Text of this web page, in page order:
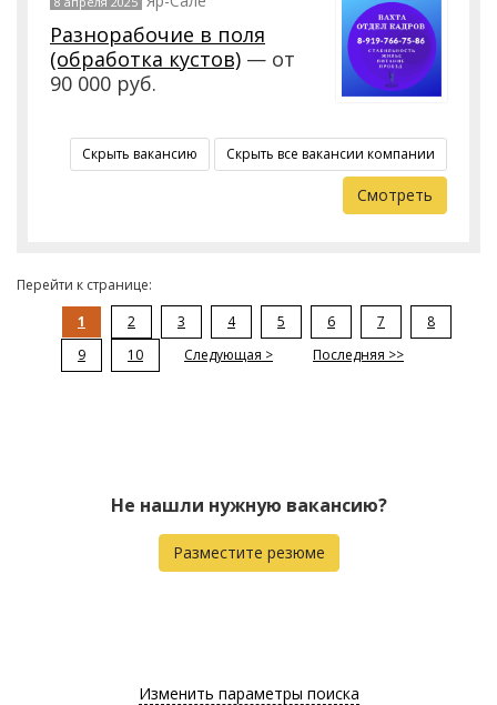
Разнорабочие в поля
(обработка кустов) — от
90 000 руб.
Скрыть вакансию Скрыть все вакансии компании
Смотреть
Перейти к странице:
1
2 3 4 5 6 7
8
9
10 Следующая > Последняя >>
Не нашли нужную вакансию?
Разместите резюме
Изменить параметры поиска